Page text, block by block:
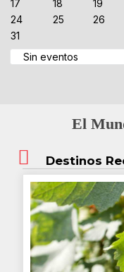
17
18 19
24
25 26
31
Sin eventos
El
Destinos